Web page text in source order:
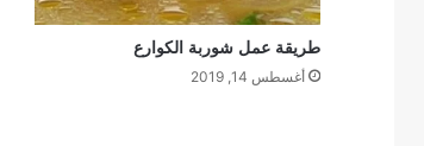
طريقة عمل شوربة الكوارع
أغسطس 14, 2019